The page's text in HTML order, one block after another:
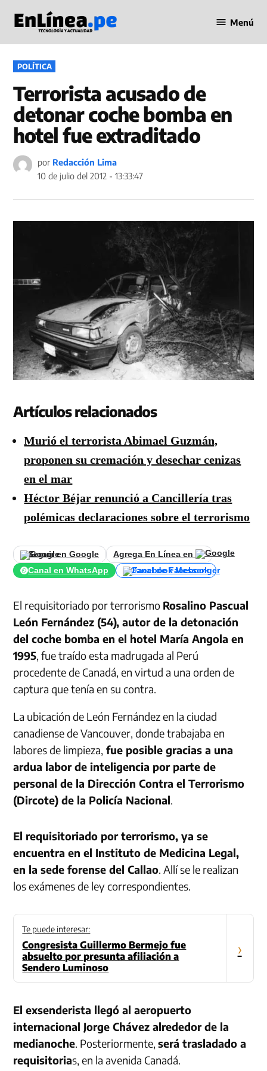
contenido
en Línea
Menú
PUBLICADO
EN
POLÍTICA
Terrorista acusado de
detonar coche bomba en
hotel fue extraditado
por Redacción Lima
10 de julio del 2012 - 13:33:47
Artículos relacionados
Murió el terrorista Abimael Guzmán,
proponen su cremación y desechar cenizas
en el mar
Héctor Béjar renunció a Cancillería tras
polémicas declaraciones sobre el terrorismo
Seguir en Google
Agrega En Línea en
Canal en WhatsApp
Canal de Facebook
El requisitoriado por terrorismo Rosalino Pascual
León Fernández (54), autor de la detonación
del coche bomba en el hotel María Angola en
1995, fue traído esta madrugada al Perú
procedente de Canadá, en virtud a una orden de
captura que tenía en su contra.
La ubicación de León Fernández en la ciudad
canadiense de Vancouver, donde trabajaba en
labores de limpieza, fue posible gracias a una
ardua labor de inteligencia por parte de
personal de la Dirección Contra el Terrorismo
(Dircote) de la Policía Nacional.
El requisitoriado por terrorismo, ya se
encuentra en el Instituto de Medicina Legal,
en la sede forense del Callao. Allí se le realizan
los exámenes de ley correspondientes.
Te puede interesar:
Congresista Guillermo Bermejo fue
absuelto por presunta afiliación a
Sendero Luminoso
›
El exsenderista llegó al aeropuerto
internacional Jorge Chávez alrededor de la
medianoche. Posteriormente,será trasladado a
requisitorias, en la avenida Canadá.